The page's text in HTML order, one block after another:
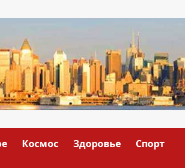
Космос Здоровье Спорт